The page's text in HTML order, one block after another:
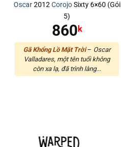
Oscar2012CorojoSixty 6×60 (Gói
5)
860 k
Gã Khổng Lồ Mặt Trời– Oscar
Valladares, một tên tuổi không
còn xa lạ, đã trình làng...